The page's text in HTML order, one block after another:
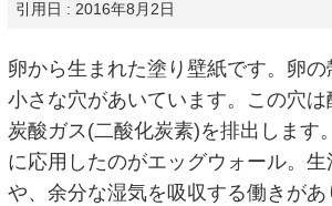
引用日 : 2016年8月2日
卵から生まれた塗り壁紙です。卵
小さな穴があいています。この穴は
炭酸ガス(二酸化炭素)を排出します
に応用したのがエッグウォール。
や、余分な湿気を吸収する働きが